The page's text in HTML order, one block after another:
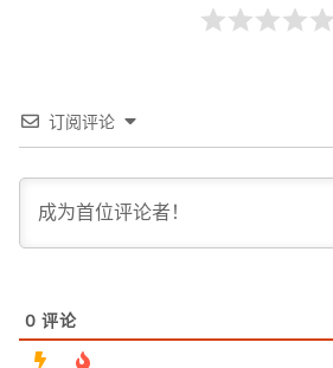
订阅评论
0 评论